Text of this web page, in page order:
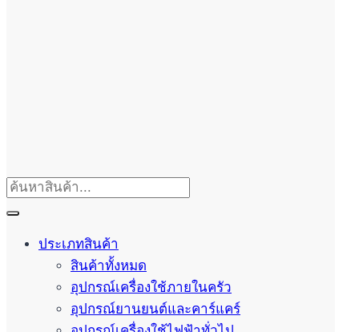
ประเภทสินค้า
สินค้าทั้งหมด
อุปกรณ์เครื่องใช้ภายในครัว
อุปกรณ์ยานยนต์และคาร์แคร์